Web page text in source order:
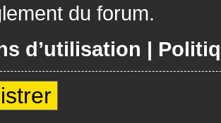
du forum.
d’utilisation |